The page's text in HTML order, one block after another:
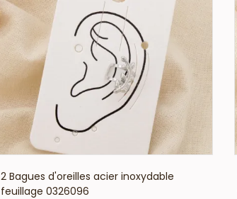
VOIR LE PRIX
2 Bagues d'oreilles acier inoxydable
feuillage 0326096